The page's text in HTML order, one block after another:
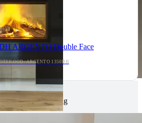
ARGENTO Double Face
ARGENTO 1350DH
kaminasalong